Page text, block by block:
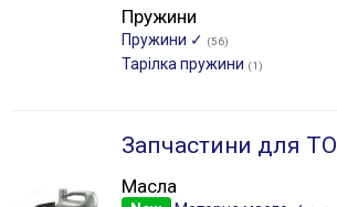
Пружини
Пружини ✓ (56)
Тарілка пружини (1)
Запчастини для ТО
Масла